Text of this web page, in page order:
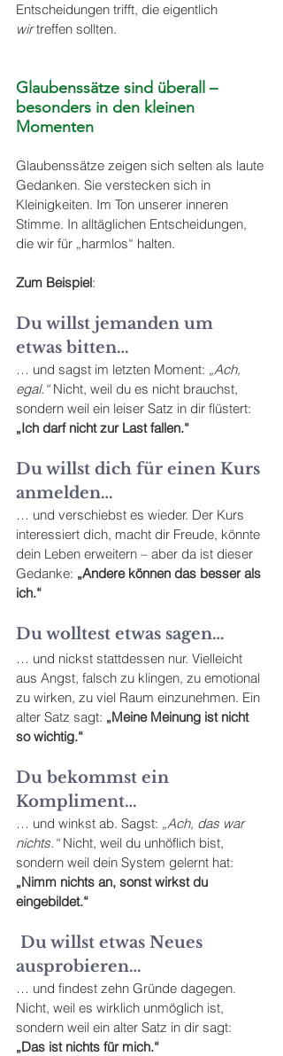
Entscheidungen trifft, die eigentlich
wir treffen sollten.
Glaubenssätze sind überall –
besonders in den kleinen
Momenten
Glaubenssätze zeigen sich selten als laute
Gedanken. Sie verstecken sich in
Kleinigkeiten. Im Ton unserer inneren
Stimme. In alltäglichen Entscheidungen,
die wir für „harmlos“ halten.
Zum Beispiel:
Du willst jemanden um
etwas bitten…
… und sagst im letzten Moment: „Ach,
egal.“ Nicht, weil du es nicht brauchst,
sondern weil ein leiser Satz in dir flüstert:
„Ich darf nicht zur Last fallen.“
Du willst dich für einen Kurs
anmelden…
… und verschiebst es wieder. Der Kurs
interessiert dich, macht dir Freude, könnte
dein Leben erweitern – aber da ist dieser
Gedanke: „Andere können das besser als
ich.“
Du wolltest etwas sagen…
… und nickst stattdessen nur. Vielleicht
aus Angst, falsch zu klingen, zu emotional
zu wirken, zu viel Raum einzunehmen. Ein
alter Satz sagt: „Meine Meinung ist nicht
so wichtig.“
Du bekommst ein
Kompliment…
… und winkst ab. Sagst: „Ach, das war
nichts.“ Nicht, weil du unhöflich bist,
sondern weil dein System gelernt hat:
„Nimm nichts an, sonst wirkst du
eingebildet.“
ausprobieren…
… und findest zehn Gründe dagegen.
Nicht, weil es wirklich unmöglich ist,
sondern weil ein alter Satz in dir sagt:
„Das ist nichts für mich.“